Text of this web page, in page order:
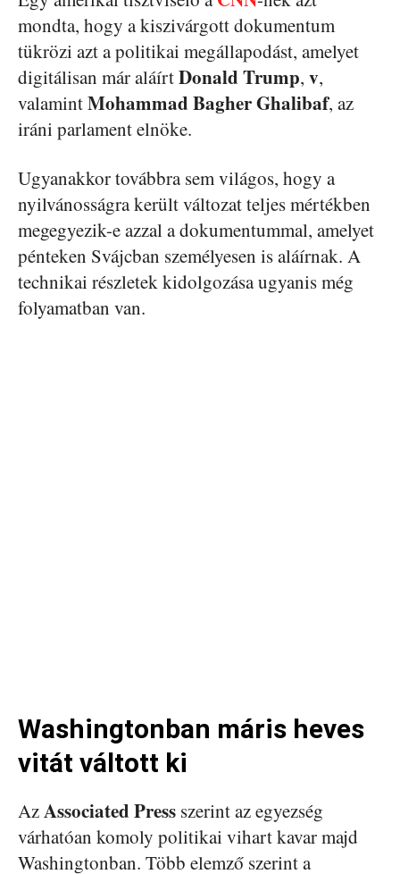
mondta, hogy a kiszivárgott dokumentum
tükrözi azt a politikai megállapodást, amelyet
digitálisan már aláírtDonald Trump, v,
valamintMohammad Bagher Ghalibaf, az
iráni parlament elnöke.
Ugyanakkor továbbra sem világos, hogy a
nyilvánosságra került változat teljes mértékben
megegyezik-e azzal a dokumentummal, amelyet
pénteken Svájcban személyesen is aláírnak. A
technikai részletek kidolgozása ugyanis még
folyamatban van.
Washingtonban máris heves
vitát váltott ki
AzAssociated Press szerint az egyezség
várhatóan komoly politikai vihart kavar majd
Washingtonban. Több elemző szerint a